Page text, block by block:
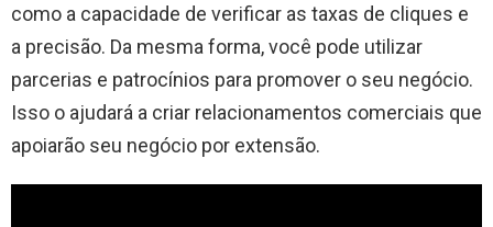
como a capacidade de verificar as taxas de cliques e
a precisão. Da mesma forma, você pode utilizar
parcerias e patrocínios para promover o seu negócio.
Isso o ajudará a criar relacionamentos comerciais que
apoiarão seu negócio por extensão.